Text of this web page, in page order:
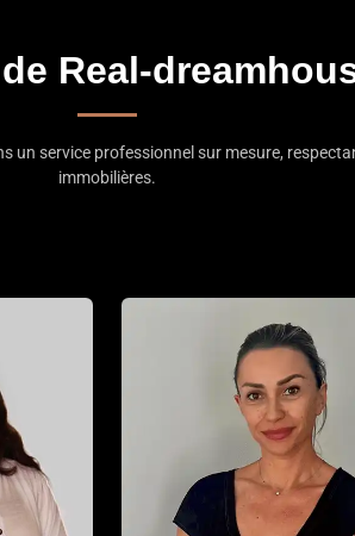
Real-
un service professionnel sur mesure,
immobilières.